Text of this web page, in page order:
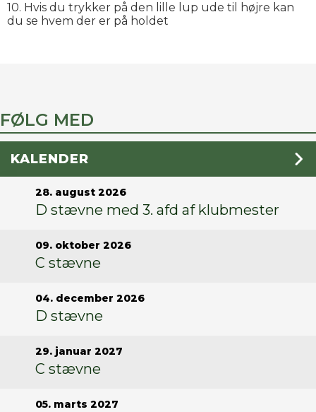
10. Hvis du trykker på den lille lup ude til højre kan
du se hvem der er på holdet
FØLG MED
KALENDER
28. august 2026
D stævne med 3. afd af klubmester
09. oktober 2026
C stævne
04. december 2026
D stævne
29. januar 2027
C stævne
05. marts 2027